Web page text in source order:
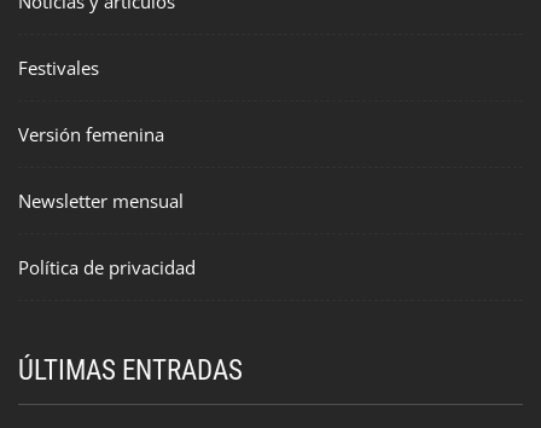
Festivales
Versión femenina
Newsletter mensual
Política de privacidad
ÚLTIMAS ENTRADAS